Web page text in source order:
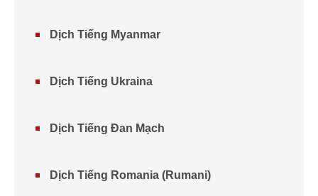
Dịch Tiếng Myanmar
Dịch Tiếng Ukraina
Dịch Tiếng Đan Mạch
Dịch Tiếng Romania (Rumani)